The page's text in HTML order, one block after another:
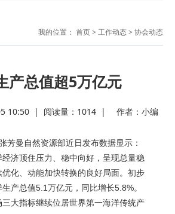
我的位置： 首页> 工作动态> 协会动态
产总值超5万亿元
10:50 | 阅读量： 1014 | 作者： 小编
芳曼自然资源部近日发布数据显示：
经济顶住压力、稳中向好，呈现总量稳
化、动能加快转换的良好局面。初步
产总值5.1万亿元，同比增长5.8%。
大指标继续位居世界第一海洋传统产